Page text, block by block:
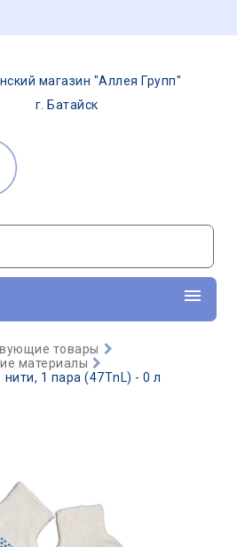
магазин "Аллея Групп"
г. Батайск
товары
материалы
1 пара (47ТnL) - 0 л